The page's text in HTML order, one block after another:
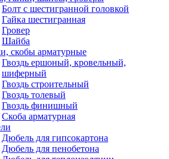
Болт c шестигранной головкой
Гайка шестигранная
Гровер
Шайба
скобы арматурные
Гвоздь ершоный, кровельный,
шиферный
Гвоздь строительный
Гвоздь толевый
Гвоздь финишный
Скоба арматурная
Дюбель для гипсокартона
Дюбель для пенобетона